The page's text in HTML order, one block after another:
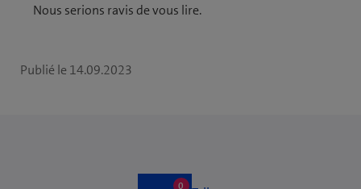
Nous serions ravis de vous lire.
Publié le 14.09.2023
0